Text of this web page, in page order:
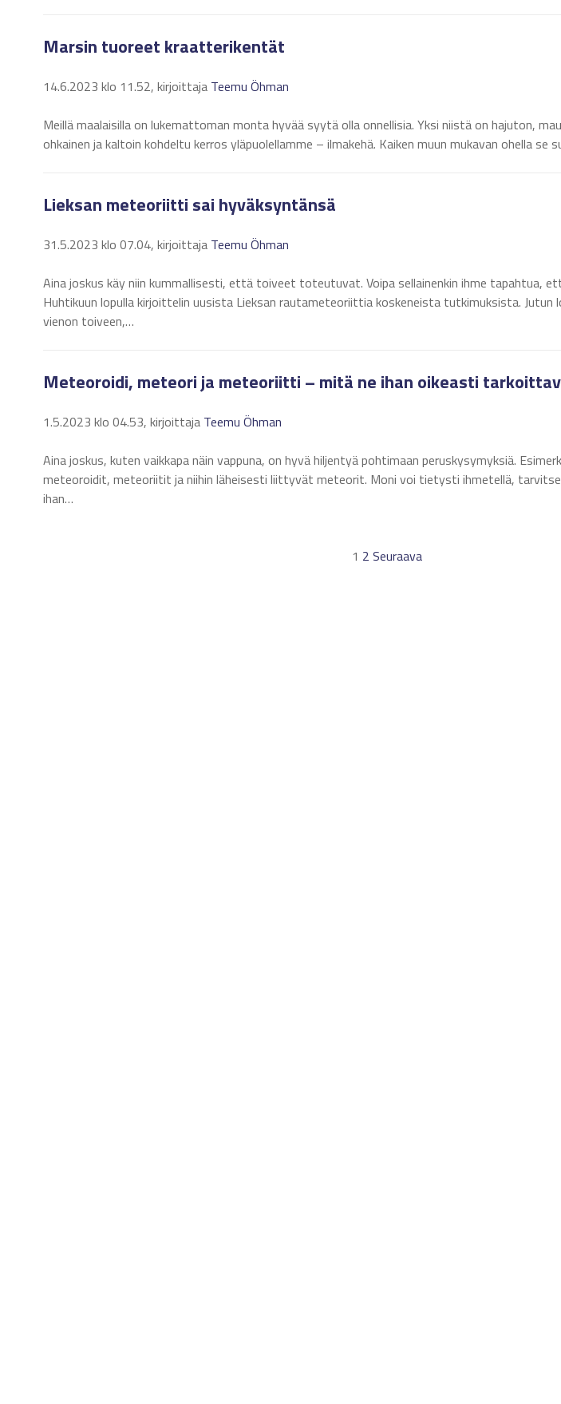
Marsin tuoreet kraatterikentät
14.6.2023 klo 11.52, kirjoittaja Teemu Öhman
Meillä maalaisilla on lukemattoman monta hyvää syytä olla onnellisia. Yksi niistä on hajuton,
ohkainen ja kaltoin kohdeltu kerros yläpuolellamme – ilmakehä. Kaiken muun mukavan ohella se
Lieksan meteoriitti sai hyväksyntänsä
31.5.2023 klo 07.04, kirjoittaja Teemu Öhman
Aina joskus käy niin kummallisesti, että toiveet toteutuvat. Voipa sellainenkin ihme tapahtua,
Huhtikuun lopulla kirjoittelin uusista Lieksan rautameteoriittia koskeneista tutkimuksista. Jutun
vienon toiveen,…
Meteoroidi, meteori ja meteoriitti – mitä ne ihan oikeasti
1.5.2023 klo 04.53, kirjoittaja Teemu Öhman
Aina joskus, kuten vaikkapa näin vappuna, on hyvä hiljentyä pohtimaan peruskysymyksiä.
meteoroidit, meteoriitit ja niihin läheisesti liittyvät meteorit. Moni voi tietysti ihmetellä,
ihan…
1 2 Seuraava